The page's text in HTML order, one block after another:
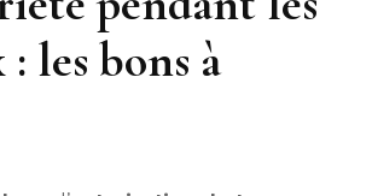
les bons à